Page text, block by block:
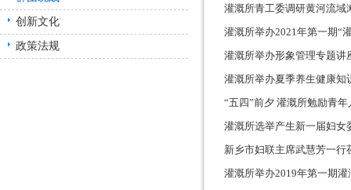
创新文化
政策法规
灌溉所青工委调研黄河流域
灌溉所举办2021年第一期“
灌溉所举办形象管理专题讲
灌溉所举办夏季养生健康知
“五四”前夕 灌溉所勉励青
灌溉所选举产生新一届妇女
新乡市妇联主席武慧芳一
旗手”荣誉证书
灌溉所举办2019年第一期灌